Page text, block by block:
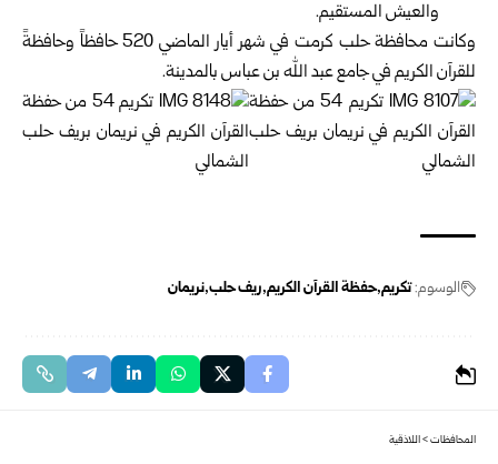
والعيش المستقيم.
وكانت محافظة حلب كرمت في شهر أيار الماضي 520 حافظاً وحافظةً
للقرآن الكريم في جامع عبد الله بن عباس بالمدينة.
الوسوم:تكريم حفظة القرآن الكريم ريف حلب نريمان
المحافظات>اللاذقية